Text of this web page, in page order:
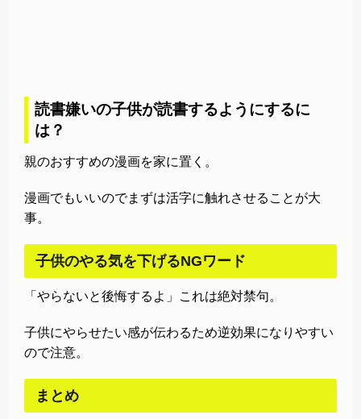
読書嫌いの子供が読書するようにするに
は？
親のおすすめの漫画を家に置く。
漫画でもいいのでまずは活字に触れさせることが大
事。
子供のやる気を下げるNGワード
「やらないと後悔するよ」これは絶対禁句。
子供にやらせたい感が伝わるため逆効果になりやすい
ので注意。
まとめ